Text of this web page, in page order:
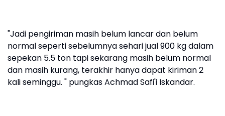
"Jadi pengiriman masih belum lancar dan belum
normal seperti sebelumnya sehari jual 900 kg dalam
sepekan 5.5 ton tapi sekarang masih belum normal
dan masih kurang, terakhir hanya dapat kiriman 2
kali seminggu. " pungkas Achmad Safi'i Iskandar.